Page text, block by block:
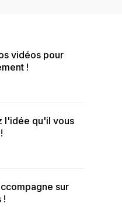
vidéos pour
!
l'idée qu'il vous
sur
!